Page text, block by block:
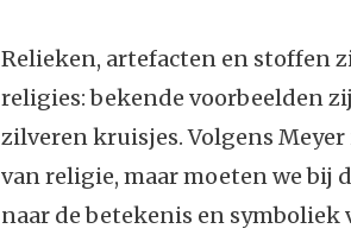
Relieken, artefacten en stoffen
religies: bekende voorbeelden
zilveren kruisjes. Volgens
van religie, maar moeten we bij
naar de betekenis en